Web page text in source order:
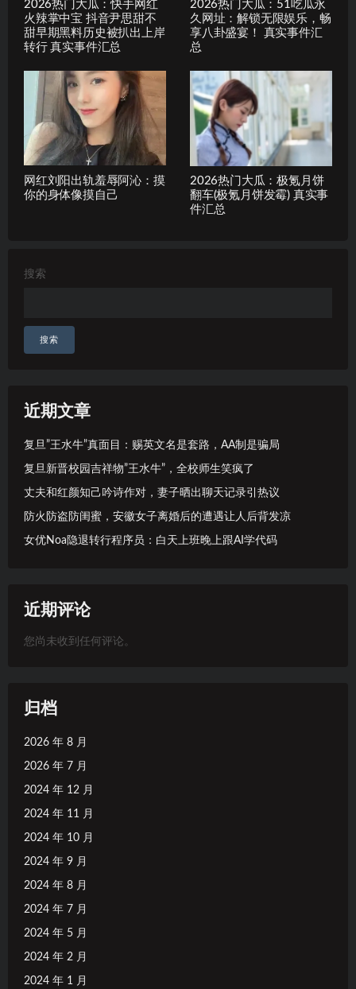
2026热门大瓜：快手网红
火辣掌中宝 抖音尹思甜不
甜早期黑料历史被扒出上岸
转行 真实事件汇总
2026热门大瓜：51吃瓜永
久网址：解锁无限娱乐，畅
享八卦盛宴！ 真实事件汇
总
网红刘阳出轨羞辱阿沁：摸
你的身体像摸自己
2026热门大瓜：极氪月饼
翻车(极氪月饼发霉) 真实事
件汇总
搜索
搜索
近期文章
复旦”王水牛”真面目：赐英文名是套路，AA制是骗局
复旦新晋校园吉祥物”王水牛”，全校师生笑疯了
丈夫和红颜知己吟诗作对，妻子晒出聊天记录引热议
防火防盗防闺蜜，安徽女子离婚后的遭遇让人后背发凉
女优Noa隐退转行程序员：白天上班晚上跟AI学代码
近期评论
您尚未收到任何评论。
归档
2026 年 8 月
2026 年 7 月
2024 年 12 月
2024 年 11 月
2024 年 10 月
2024 年 9 月
2024 年 8 月
2024 年 7 月
2024 年 5 月
2024 年 2 月
2024 年 1 月